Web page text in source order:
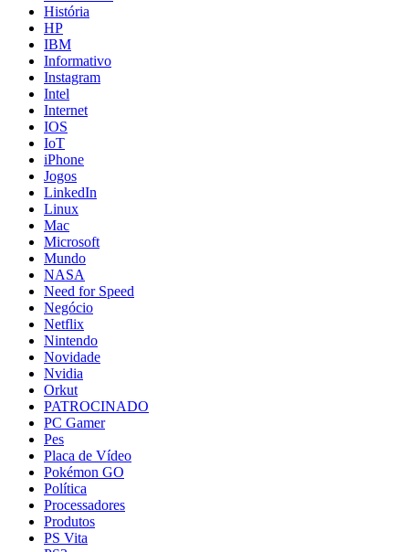
História
HP
IBM
Informativo
Instagram
Intel
Internet
IOS
IoT
iPhone
Jogos
LinkedIn
Linux
Mac
Microsoft
Mundo
NASA
Need for Speed
Negócio
Netflix
Nintendo
Novidade
Nvidia
Orkut
PATROCINADO
PC Gamer
Pes
Placa de Vídeo
Pokémon GO
Política
Processadores
Produtos
PS Vita